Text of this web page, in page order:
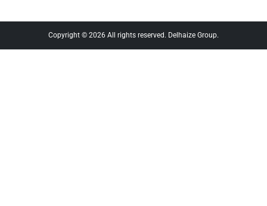
Copyright © 2026 All rights reserved. Delhaize Group.